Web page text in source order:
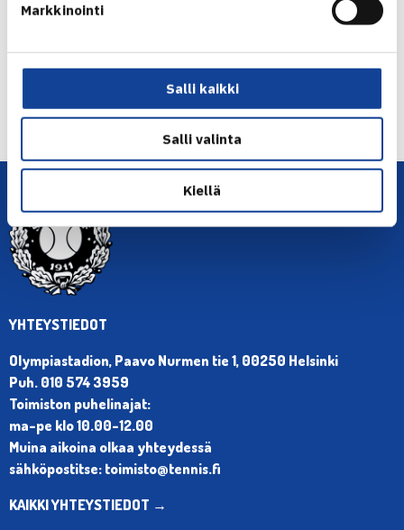
Markkinointi
Salli kaikki
Salli valinta
Kiellä
Seuraava uutinen: Young voitti Niemisen… →
YHTEYSTIEDOT
Olympiastadion, Paavo Nurmen tie 1, 00250 Helsinki
Puh. 010 574 3959
Toimiston puhelinajat:
ma-pe klo 10.00-12.00
Muina aikoina olkaa yhteydessä
sähköpostitse: toimisto@tennis.fi
KAIKKI YHTEYSTIEDOT →